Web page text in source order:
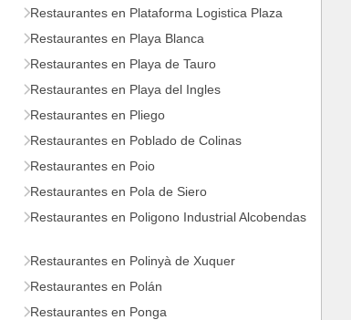
Restaurantes en Plataforma Logistica Plaza
Restaurantes en Playa Blanca
Restaurantes en Playa de Tauro
Restaurantes en Playa del Ingles
Restaurantes en Pliego
Restaurantes en Poblado de Colinas
Restaurantes en Poio
Restaurantes en Pola de Siero
Restaurantes en Poligono Industrial Alcobendas
Restaurantes en Polinyà de Xuquer
Restaurantes en Polán
Restaurantes en Ponga